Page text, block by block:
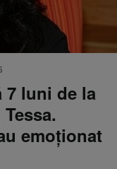
7 luni de la
emoționat